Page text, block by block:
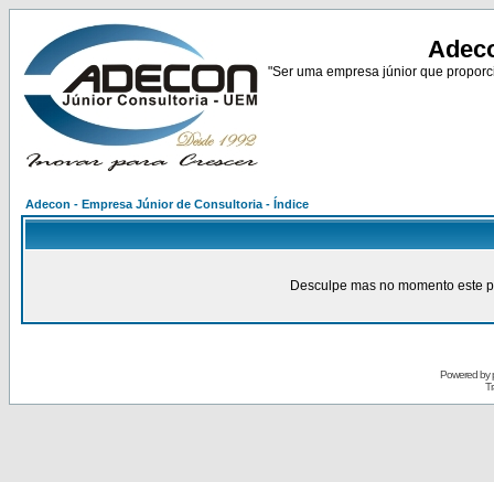
"Ser uma empresa júnior que
Adecon - Empresa Júnior de Consultoria - Índice
Desculpe mas no momento este
Powered by